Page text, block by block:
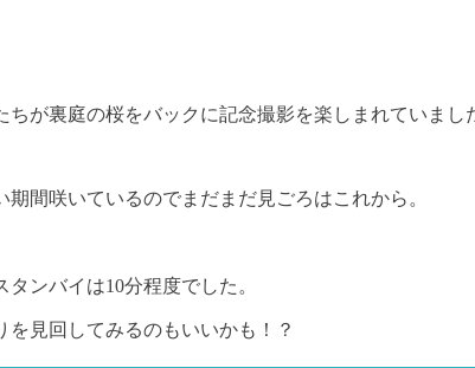
が裏庭の桜をバックに記念撮影を楽しまれていまし
間咲いているのでまだまだ見ごろはこれから。
ンバイは10分程度でした。
見回してみるのもいいかも！？